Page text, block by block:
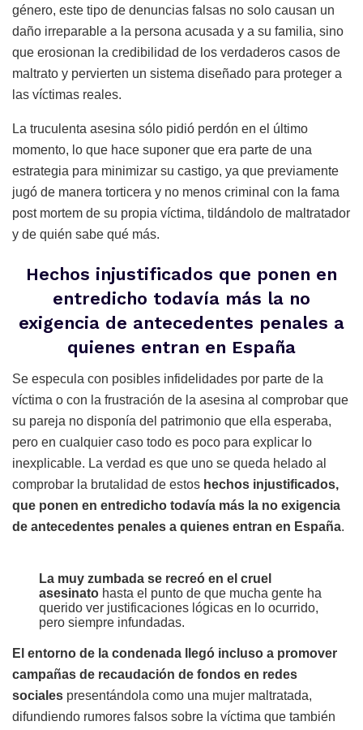
género, este tipo de denuncias falsas no solo causan un
daño irreparable a la persona acusada y a su familia, sino
que erosionan la credibilidad de los verdaderos casos de
maltrato y pervierten un sistema diseñado para proteger a
las víctimas reales.
La truculenta asesina sólo pidió perdón en el último
momento, lo que hace suponer que era parte de una
estrategia para minimizar su castigo, ya que previamente
jugó de manera torticera y no menos criminal con la fama
post mortem de su propia víctima, tildándolo de maltratador
y de quién sabe qué más.
Hechos injustificados que ponen en
entredicho todavía más la no
exigencia de antecedentes penales a
quienes entran en España
Se especula con posibles infidelidades por parte de la
víctima o con la frustración de la asesina al comprobar que
su pareja no disponía del patrimonio que ella esperaba,
pero en cualquier caso todo es poco para explicar lo
inexplicable. La verdad es que uno se queda helado al
comprobar la brutalidad de estos hechos injustificados,
que ponen en entredicho todavía más la no exigencia
de antecedentes penales a quienes entran en España.
La muy zumbada se recreó en el cruel
asesinato hasta el punto de que mucha gente ha
querido ver justificaciones lógicas en lo ocurrido,
pero siempre infundadas.
El entorno de la condenada llegó incluso a promover
campañas de recaudación de fondos en redes
sociales presentándola como una mujer maltratada,
difundiendo rumores falsos sobre la víctima que también